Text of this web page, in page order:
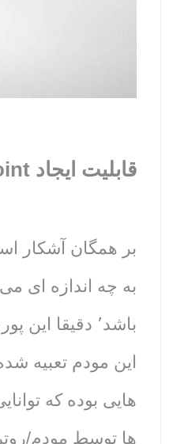
قابلیت ایجاد Share Point
به چه اندازه ای می
این مودم تعبیه